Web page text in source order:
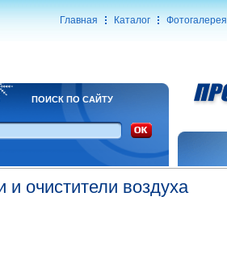
Главная Каталог Фотогалерея
ПОИСК ПО САЙТУ
очистители воздуха